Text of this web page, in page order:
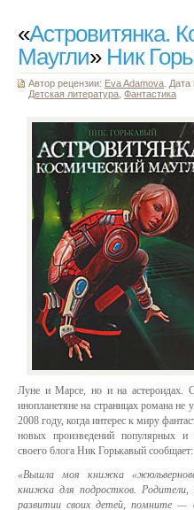
«Астровитянка.
Маугли» Ник
Автор рецензии: Eva Adamova .
Детская литература Фантастика
Луне и Марсе, но и на астероидах.
инопланетяне на страницах романа
2008 году, когда интерес к миру
новых произведений популярных и
своего блога Ник Горькавый сообщает:
«Вышла моя книжка
книжка для подростков. Родители,
развитии своих детей, помните —